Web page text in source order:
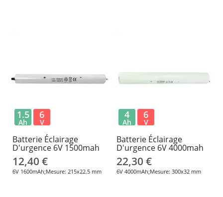
Batterie Éclairage
D'urgence 6V 1500mah
12,40 €
6V 1600mAh;Mesure: 215x22.5 mm
1.5
Ah
6
V
Batterie Éclairage
D'urgence 6V 4000mah
22,30 €
6V 4000mAh;Mesure: 300x32 mm
4
Ah
6
V